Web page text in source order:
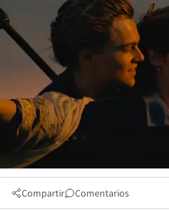
Compartir Comentarios